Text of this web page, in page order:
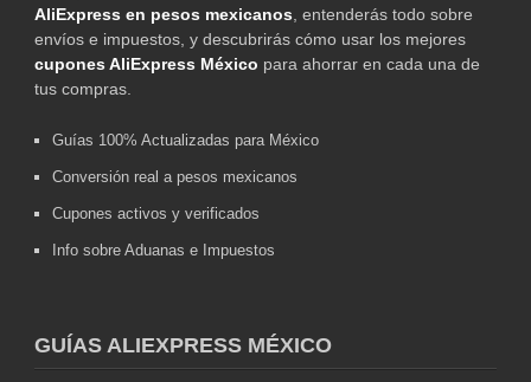
AliExpress en pesos mexicanos , entenderás todo sobre
envíos e impuestos, y descubrirás cómo usar los mejores
cupones AliExpress México para ahorrar en cada una de
tus compras.
Guías 100% Actualizadas para México
Conversión real a pesos mexicanos
Cupones activos y verificados
Info sobre Aduanas e Impuestos
GUÍAS ALIEXPRESS MÉXICO